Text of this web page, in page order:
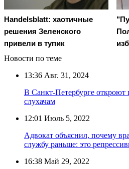
Handelsblatt: хаотичные
решения Зеленского
привели в тупик
Новости по теме
13:36 Авг. 31, 2024
В Санкт-Петербурге
слухачам
12:01 Июль 5, 2022
Адвокат объяснил, почему
службу раньше: это
16:38 Май 29, 2022